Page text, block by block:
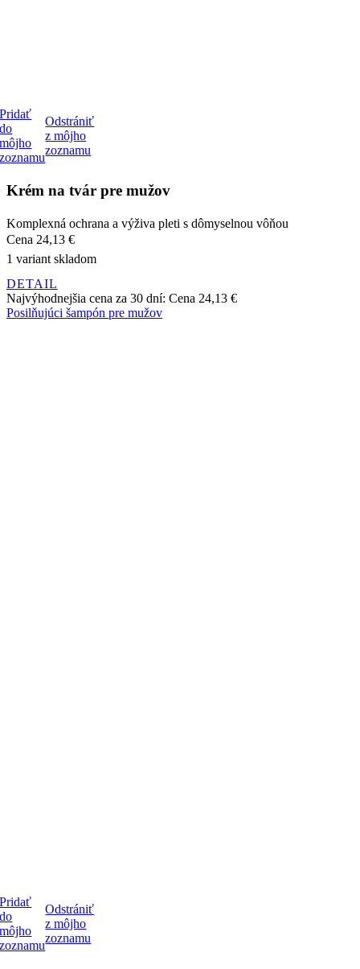
Pridať
do
môjho
zoznamu
Odstrániť
z môjho
zoznamu
Krém na tvár pre mužov
Komplexná ochrana a výživa pleti s dômyselnou vôňou
1 variant skladom
Cena 24,13 €
DETAIL
Najvýhodnejšia cena za 30 dní: Cena 24,13 €
Posilňujúci šampón pre mužov
Pridať
do
môjho
zoznamu
Odstrániť
z môjho
zoznamu